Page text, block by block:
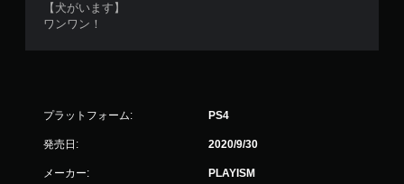
【犬がいます】
ワンワン！
プラットフォーム: PS4
発売日: 2020/9/30
メーカー: PLAYISM